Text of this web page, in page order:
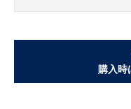
購入時